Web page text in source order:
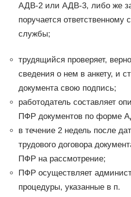
АДВ-2 или АДВ-3, либо же
поручается ответственному
службы;
трудящийся проверяет,
сведения о нем в анкету, и
документа свою подпись;
работодатель составляет
ПФР документов по форме
в течение 2 недель после
трудового договора
ПФР на рассмотрение;
ПФР осуществляет
процедуры, указанные в п.